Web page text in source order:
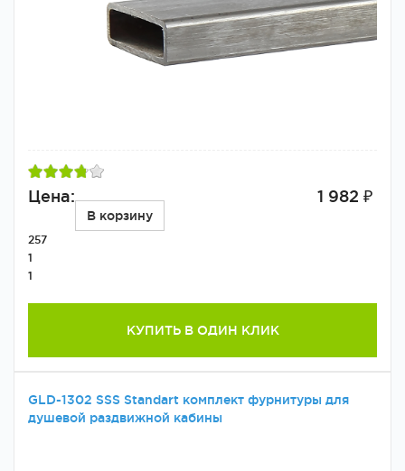
Цена: 1 982 ₽
В корзину
257
1
1
КУПИТЬ В ОДИН КЛИК
GLD-1302 SSS Standart комплект фурнитуры для
душевой раздвижной кабины